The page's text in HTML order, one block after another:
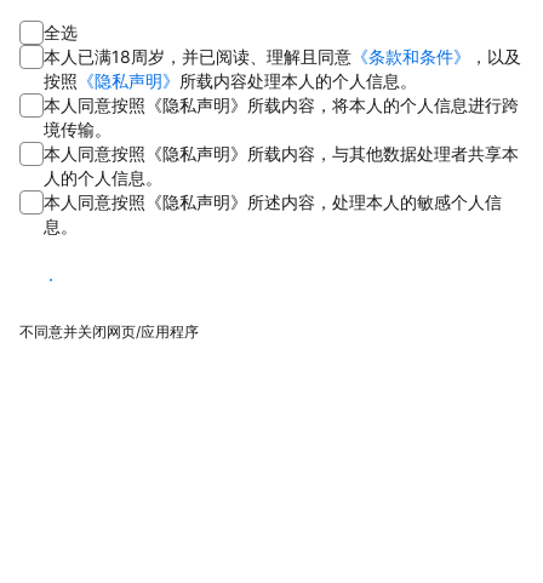
全选
本人已满18周岁，并已阅读、理解且同意 《条款和条件》
，以及
按照 《隐私声明》 所载内容处理本人的个人信息。
本人同意按照《隐私声明》所载内容，将本人的个人信息进行跨
境传输。
本人同意按照《隐私声明》所载内容，与其他数据处理者共享本
人的个人信息。
本人同意按照《隐私声明》所述内容，处理本人的敏感个人信
息。
同意
不同意并关闭网页/应用程序